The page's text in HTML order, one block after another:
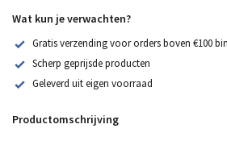
Wat kun je verwachten?
Gratis verzending voor orders boven €100
Scherp geprijsde producten
Geleverd uit eigen voorraad
Productomschrijving